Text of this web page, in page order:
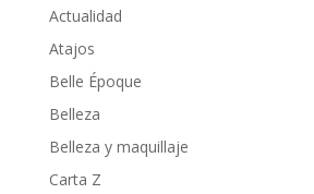
Actualidad
Atajos
Belle Époque
Belleza
Belleza y maquillaje
Carta Z